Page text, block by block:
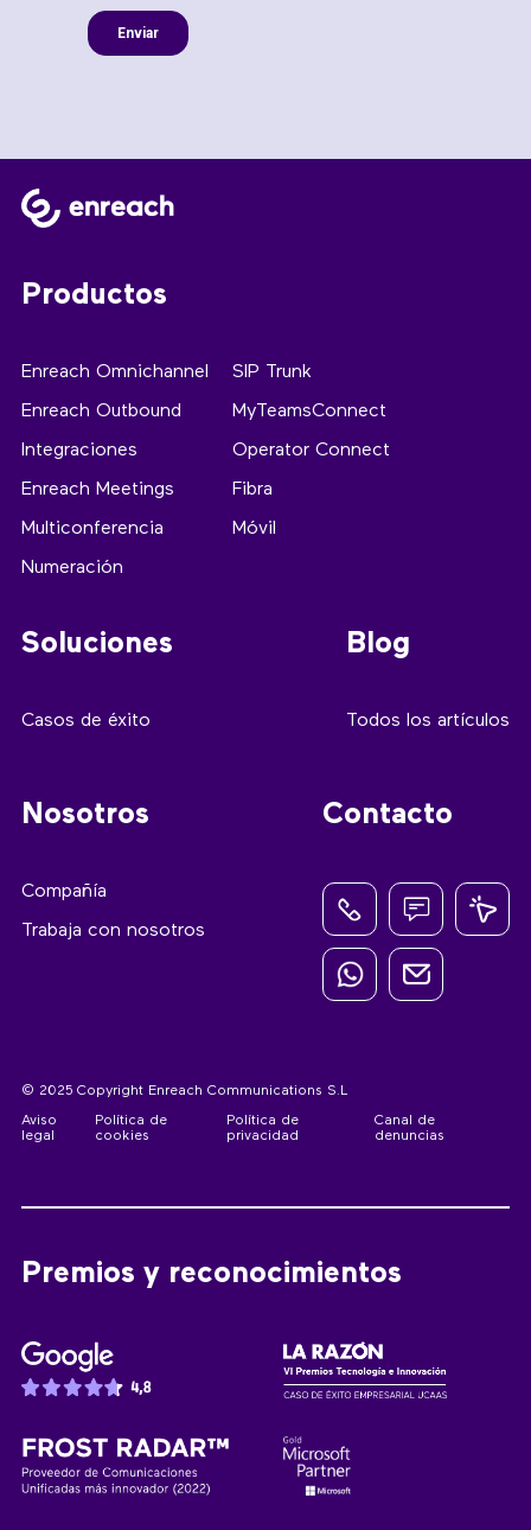
Productos
Enreach Omnichannel
Enreach Outbound
Integraciones
Enreach Meetings
Multiconferencia
Numeración
SIP Trunk
MyTeamsConnect
Operator Connect
Fibra
Móvil
Soluciones
Casos de éxito
Blog
Todos los artículos
Nosotros
Compañía
Trabaja con nosotros
Contacto
© 2025 Copyright Enreach Communications S.L
Aviso
legal
Política de
cookies
Política de
privacidad
Canal de
denuncias
Premios y reconocimientos